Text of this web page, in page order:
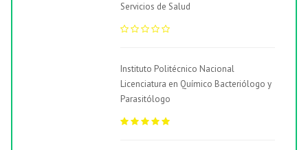
Servicios de Salud
Instituto Politécnico Nacional
Licenciatura en Químico Bacteriólogo y
Parasitólogo